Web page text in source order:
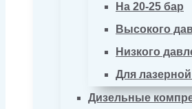
На 20-25 бар
Высокого
Низкого
Для лазерной
Дизельные